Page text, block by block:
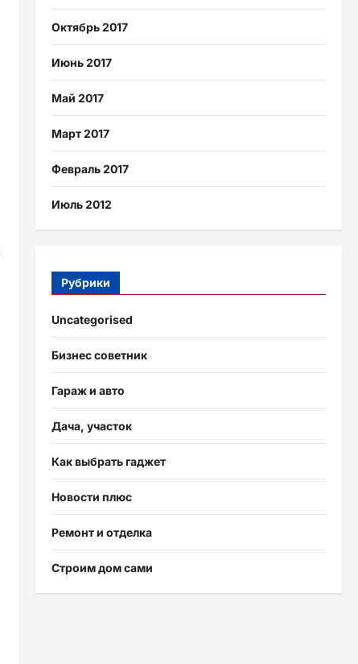
Октябрь 2017
Июнь 2017
Май 2017
Март 2017
Февраль 2017
Июль 2012
Рубрики
Uncategorised
Бизнес советник
Гараж и авто
Дача, участок
Как выбрать гаджет
Новости плюс
Ремонт и отделка
Строим дом сами